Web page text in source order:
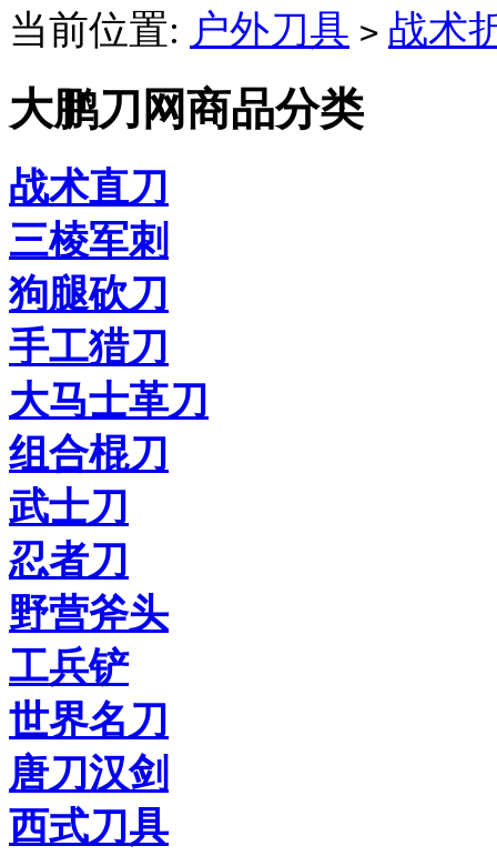
当前位置: 户外刀具 > 战术
大鹏刀网商品分类
战术直刀
三棱军刺
狗腿砍刀
手工猎刀
大马士革刀
组合棍刀
武士刀
忍者刀
野营斧头
工兵铲
世界名刀
唐刀汉剑
西式刀具